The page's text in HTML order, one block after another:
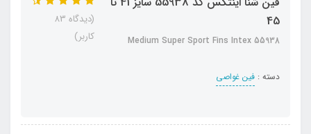
45
Medium Super Sport Fins Intex 55938
دسته : فین غواصی
(دیدگاه 83
کاربر)